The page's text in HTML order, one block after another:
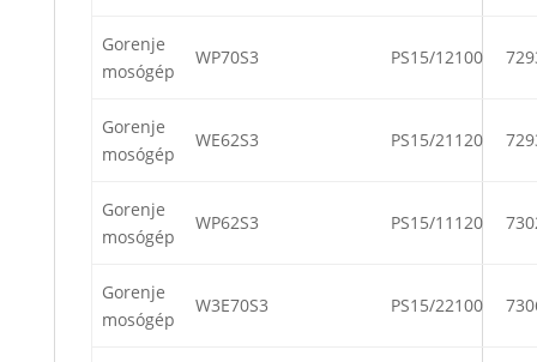
Gorenje
mosógép
WP70S3 PS15/12100
Gorenje
mosógép
WE62S3 PS15/21120
Gorenje
mosógép
WP62S3 PS15/11120
Gorenje
mosógép
W3E70S3 PS15/22100